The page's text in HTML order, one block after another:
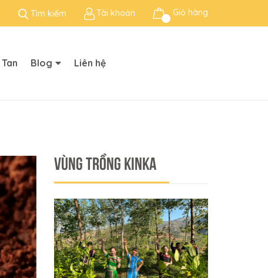
Tìm kiếm Tài khoản Giỏ hàng
Blog Liên hệ
VÙNG TRỒNG KINKA